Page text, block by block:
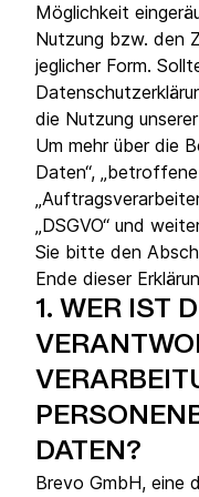
Möglichkeit
Nutzung bzw. den
jeglicher Form.
die Nutzung
Um mehr über die
Daten“,
„DSGVO“ und
Sie bitte den
Ende dieser
1. WER IST
DATEN?
Brevo GmbH, eine